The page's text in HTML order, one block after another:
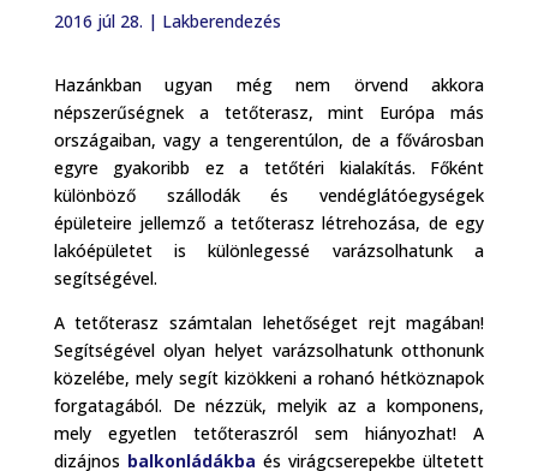
2016 júl 28. | Lakberendezés
Hazánkban ugyan még nem örvend akkora
népszerűségnek a tetőterasz, mint Európa más
országaiban, vagy a tengerentúlon, de a fővárosban
egyre gyakoribb ez a tetőtéri kialakítás. Főként
különböző szállodák és vendéglátóegységek
épületeire jellemző a tetőterasz létrehozása, de egy
lakóépületet is különlegessé varázsolhatunk a
segítségével.
A tetőterasz számtalan lehetőséget rejt magában!
Segítségével olyan helyet varázsolhatunk otthonunk
közelébe, mely segít kizökkeni a rohanó hétköznapok
forgatagából. De nézzük, melyik az a komponens,
mely egyetlen tetőteraszról sem hiányozhat! A
dizájnos balkonládákba és virágcserepekbe ültetett